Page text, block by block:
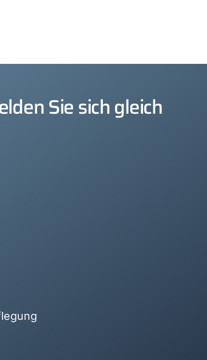
Sie sich gleich